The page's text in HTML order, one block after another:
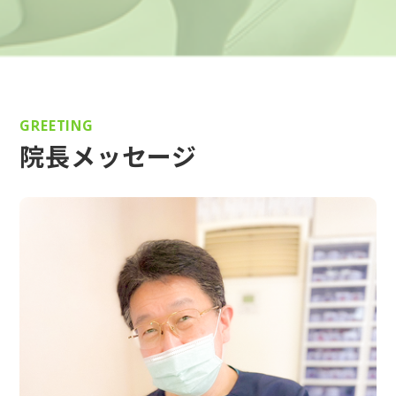
GREETING
院長メッセージ